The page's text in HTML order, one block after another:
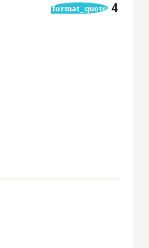
format_quote 4